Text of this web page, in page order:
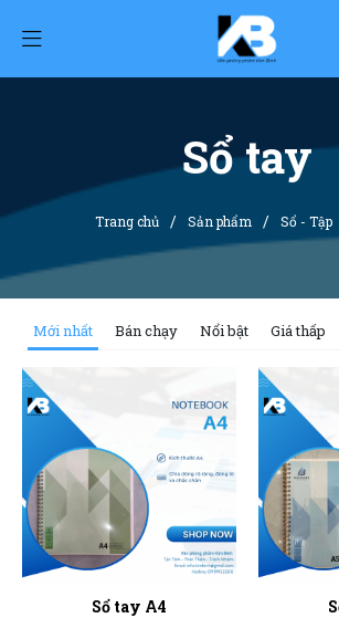
Sổ tay
Trang chủ / Sản phẩm / Sổ - Tập
Mới nhất Bán chạy Nổi bật Giá thấp
Sổ tay A4